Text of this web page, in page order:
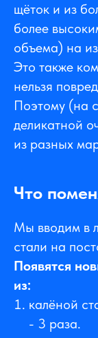
щёток и из
более
объема) на
Это также
нельзя
Поэтому (на
деликатной
из разных
Что
Мы вводим в
стали на
Появятся
из:
калёной
- 3 раза.